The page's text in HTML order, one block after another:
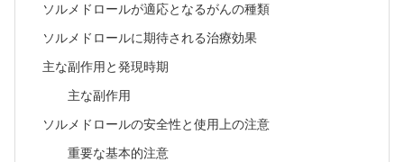
ソルメドロールが適応となるがんの種類
ソルメドロールに期待される治療効果
主な副作用と発現時期
主な副作用
ソルメドロールの安全性と使用上の注意
重要な基本的注意